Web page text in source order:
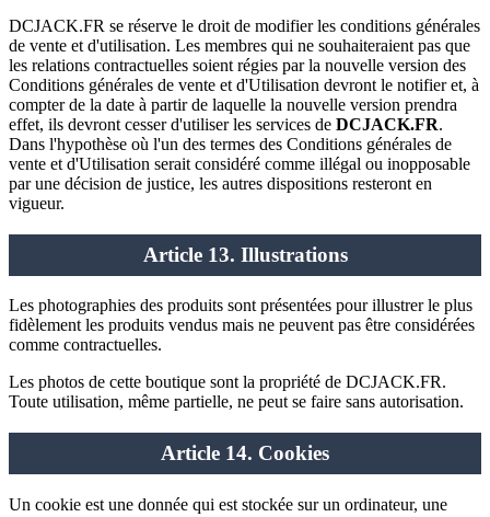
DCJACK.FR se réserve le droit de modifier les conditions générales
de vente et d'utilisation. Les membres qui ne souhaiteraient pas que
les relations contractuelles soient régies par la nouvelle version des
Conditions générales de vente et d'Utilisation devront le notifier et, à
compter de la date à partir de laquelle la nouvelle version prendra
effet, ils devront cesser d'utiliser les services de DCJACK.FR.
Dans l'hypothèse où l'un des termes des Conditions générales de
vente et d'Utilisation serait considéré comme illégal ou inopposable
par une décision de justice, les autres dispositions resteront en
vigueur.
Article 13. Illustrations
Les photographies des produits sont présentées pour illustrer le plus
fidèlement les produits vendus mais ne peuvent pas être considérées
comme contractuelles.
Les photos de cette boutique sont la propriété de DCJACK.FR.
Toute utilisation, même partielle, ne peut se faire sans autorisation.
Article 14. Cookies
Un cookie est une donnée qui est stockée sur un ordinateur, une